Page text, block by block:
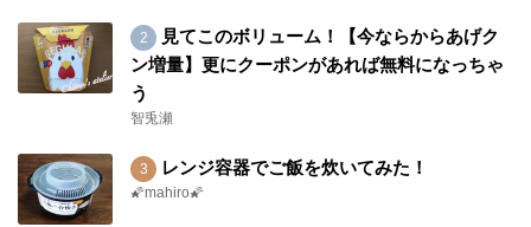
見てこのボリューム！【今ならからあげク
ン増量】更にクーポンがあれば無料になっちゃ
う
智兎瀬
レンジ容器でご飯を炊いてみた！
🌠mahiro🌠